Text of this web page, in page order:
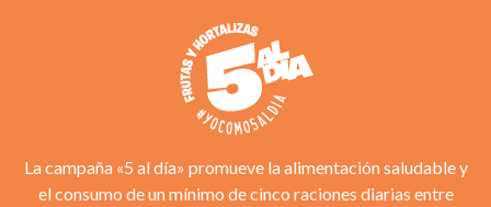
La campaña «5 al día» promueve la alimentación saludable y
el consumo de un mínimo de cinco raciones diarias entre